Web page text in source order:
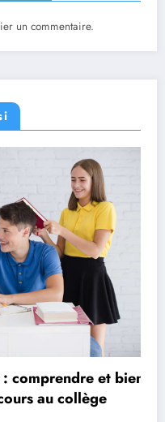
un commentaire.
comprendre et bien
au collège